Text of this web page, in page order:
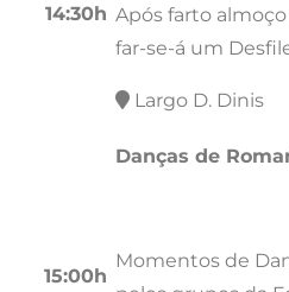
14:30h Após farto
far-se-á um
Largo D. Dinis
15:00h
Danças de
Momentos de